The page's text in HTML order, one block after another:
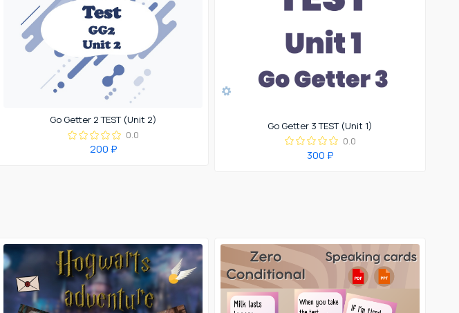
Go Getter 2 TEST (Unit 2)
0.0
200 ₽
Go Getter 3 TEST (Unit 1)
0.0
300 ₽